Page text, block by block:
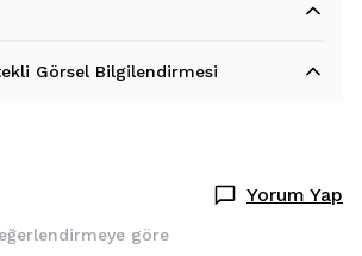
Görsel Bilgilendirmesi
Yorum Yap
göre